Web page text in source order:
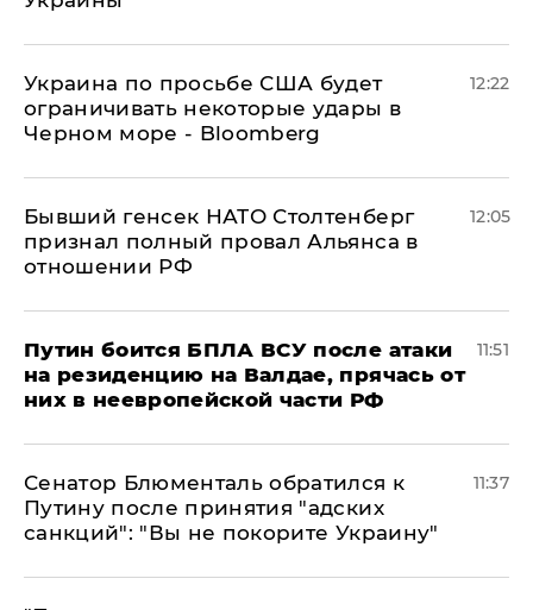
Украина по просьбе США будет
ограничивать некоторые удары в
Черном море - Bloomberg
12:22
Бывший генсек НАТО Столтенберг
признал полный провал Альянса в
отношении РФ
12:05
Путин боится БПЛА ВСУ после атаки
на резиденцию на Валдае, прячась от
них в неевропейской части РФ
11:51
Сенатор Блюменталь обратился к
Путину после принятия "адских
санкций": "Вы не покорите Украину"
11:37